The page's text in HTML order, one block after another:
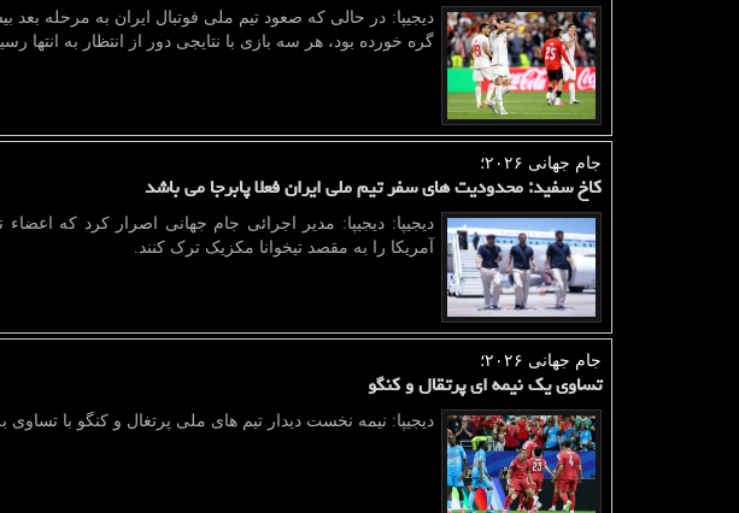
دیجیپا: در حالی که صعود تیم ملی فوتبال ایران به مرحله بعد
گره خورده بود، هر سه بازی با نتایجی دور از انتظار به انتها
جام جهانی ۲۰۲۶؛
کاخ سفید: محدودیت های سفر تیم ملی ایران فعلا پابرجا می باشد
دیجیپا: دیجیپا: مدیر اجرائی جام جهانی اصرار کرد که اعضاء
آمریکا را به مقصد تیخوانا مکزیک ترک کنند.
جام جهانی ۲۰۲۶؛
تساوی یک نیمه ای پرتقال و کنگو
دیجیپا: نیمه نخست دیدار تیم های ملی پرتغال و کنگو با تساوی